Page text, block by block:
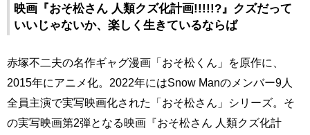
映画『おそ松さん 人類クズ化計画!!!!!?』クズだって
いいじゃないか、楽しく生きているならば
赤塚不二夫の名作ギャグ漫画「おそ松くん」を原作に、
2015年にアニメ化。2022年にはSnow Manのメンバー9人
全員主演で実写映画化された「おそ松さん」シリーズ。そ
の実写映画第2弾となる映画『おそ松さん 人類クズ化計